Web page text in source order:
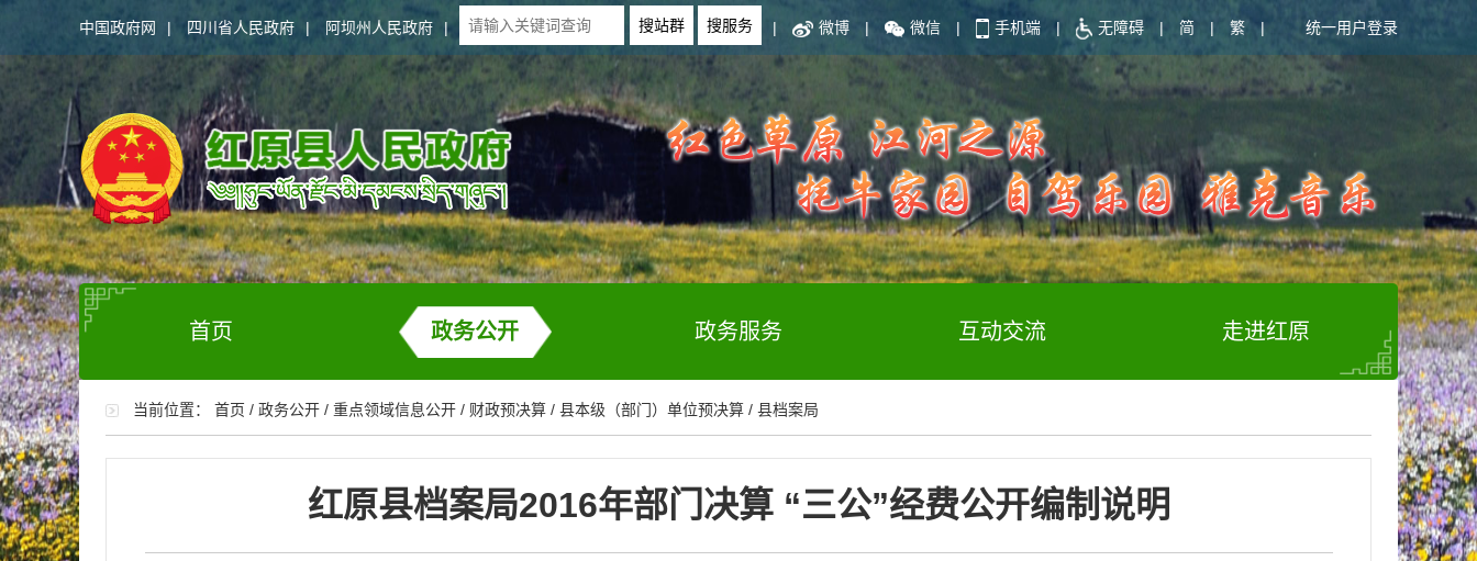
中国政府网 | 四川省人民政府 | 阿坝州人民政府 | | 微博 | 微信 | 手机端 | 无障碍 | 简 | 繁 | 统一用户登录
首页 政务公开 政务服务 互动交流 走进红原
当前位置： 首页 / 政务公开 / 重点领域信息公开 / 财政预决算 / 县本级（部门）单位预决算 / 县档案局
红原县档案局2016年部门决算 “三公”经费公开编制说明